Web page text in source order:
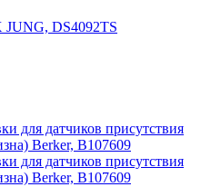
JUNG, DS4092TS